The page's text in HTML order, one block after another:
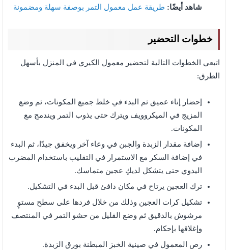
شاهد أيضًا: طريقة عمل معمول التمر بوصفة سهلة ومضمونة
خطوات التحضير
اتبعي الخطوات التالية لتحضير معمول الكيري في المنزل بأسهل
الطرق:
إحضار إناء عميق ثم البدء في خلط جميع المكونات، ثم وضع
المزيج في الميكروويف ويترك حتى يذوب التمر ويندمج مع
المكونات.
إضافة مقدار الزبدة والجبن في وعاء آخر ويخفق جيدًا، ثم البدء
في إضافة السكر مع الاستمرار في التقليب باستخدام المضرب
اليدوي حتى يتشكل لديكِ عجين متماسك.
ترك العجين يرتاح في مكان دافئ قبل البدء في التشكيل.
تشكيل كرات العجين وذلك من خلال فردها على سطح مستوٍ
مرشوش بالدقيق ثم وضع القليل من حشو التمر في المنتصف
وإغلاقها بإحكام.
رص المعمول في صينية الخبز المبطنة بورق الزبدة.